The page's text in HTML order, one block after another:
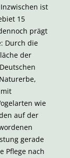
ist
15
prägt
Durch die
der
wie
auf der
gerade
Pflege nach